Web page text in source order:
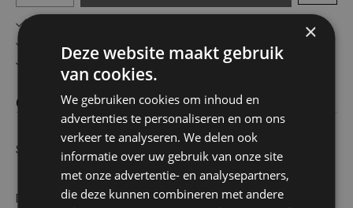
Advies op maat
Omschrijving
Schwarzkopf shampoo 400ml 7-kruiden
De Schwarzkopf 7 Kruiden Shampoo maakt je haar voller en
×
Deze website maakt gebruik
van cookies.
We gebruiken cookies om inhoud en
advertenties te personaliseren en om ons
verkeer te analyseren. We delen ook
informatie over uw gebruik van onze site
met onze advertentie- en analysepartners,
die deze kunnen combineren met andere